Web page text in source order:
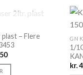
– Flere
Prisinterval:
GN
1/
kr.